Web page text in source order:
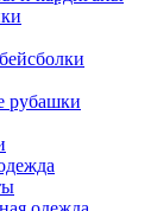
рубашки